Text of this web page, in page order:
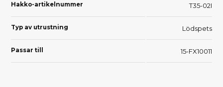
Hakko-artikelnummer T35-02I
Typ av utrustning Lödspets
Passar till 15-FX10011